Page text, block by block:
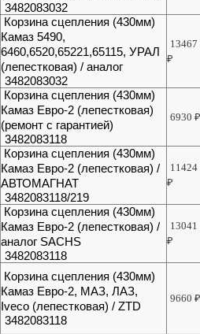
3482083032
Корзина сцепления (430мм)
Камаз 5490,
6460,6520,65221,65115, УРАЛ
(лепестковая) / аналог
3482083032
13467
₽
Корзина сцепления (430мм)
Камаз Евро-2 (лепестковая)
(ремонт с гарантией)
3482083118
6930
Корзина сцепления (430мм)
Камаз Евро-2 (лепестковая) /
АВТОМАГНАТ
3482083118/219
11424
₽
Корзина сцепления (430мм)
Камаз Евро-2 (лепестковая) /
аналог SACHS
3482083118
13041
₽
Корзина сцепления (430мм)
Камаз Евро-2, МАЗ, ЛАЗ,
Iveco (лепестковая) / ZTD
3482083118
9660